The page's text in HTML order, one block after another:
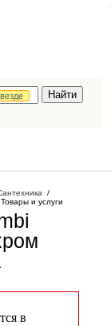
везде
/
Товары и услуги
в